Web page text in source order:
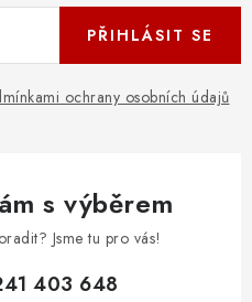
ochrany osobních údajů
PŘIHLÁSIT SE
s výběrem
Jsme tu pro vás!
403 648